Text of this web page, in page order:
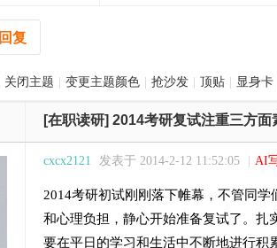
回复
关闭主题 变更主题颜色 抢沙发 顶贴 显身卡
[在职读研] 2014考研复试注重三方面
cxcx2121 发表于 2014-2-12 11:52:05 AI
2014考研初试刚刚落下帷幕，不管同
和心理负担，静心开始准备复试了。扎
要在平日的学习和生活中不断地进行积